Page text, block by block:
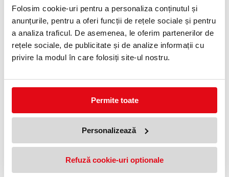
Folosim cookie-uri pentru a personaliza conținutul și
anunțurile, pentru a oferi funcții de rețele sociale și pentru
a analiza traficul. De asemenea, le oferim partenerilor de
rețele sociale, de publicitate și de analize informații cu
privire la modul în care folosiți site-ul nostru.
Permite toate
Personalizează
Refuză cookie-uri optionale
(pret cu TVA) (pret cu TVA)
Anunta-ma cand revine in stoc
NOUTATI
OFERTE
Suport monitor ST-ZA-01 negru
Stema partner
Suport monitor ST-ZA-01
aluminiu Stema partner